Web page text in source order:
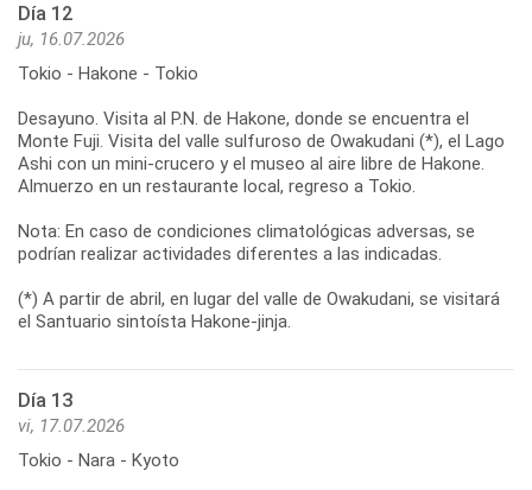
Día 12
ju, 16.07.2026
Tokio - Hakone - Tokio
Desayuno. Visita al P.N. de Hakone, donde se encuentra el
Monte Fuji. Visita del valle sulfuroso de Owakudani (*), el Lago
Ashi con un mini-crucero y el museo al aire libre de Hakone.
Almuerzo en un restaurante local, regreso a Tokio.
Nota: En caso de condiciones climatológicas adversas, se
podrían realizar actividades diferentes a las indicadas.
(*) A partir de abril, en lugar del valle de Owakudani, se visitará
el Santuario sintoísta Hakone-jinja.
Día 13
vi, 17.07.2026
Tokio - Nara - Kyoto